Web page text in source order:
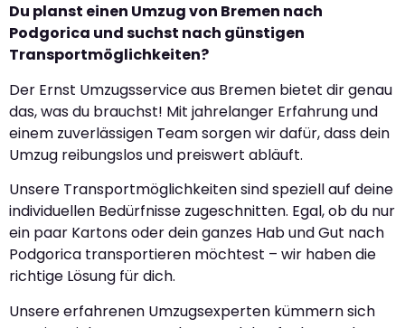
Du planst einen Umzug von Bremen nach
Podgorica und suchst nach günstigen
Transportmöglichkeiten?
Der Ernst Umzugsservice aus Bremen bietet dir genau
das, was du brauchst! Mit jahrelanger Erfahrung und
einem zuverlässigen Team sorgen wir dafür, dass dein
Umzug reibungslos und preiswert abläuft.
Unsere Transportmöglichkeiten sind speziell auf deine
individuellen Bedürfnisse zugeschnitten. Egal, ob du nur
ein paar Kartons oder dein ganzes Hab und Gut nach
Podgorica transportieren möchtest – wir haben die
richtige Lösung für dich.
Unsere erfahrenen Umzugsexperten kümmern sich